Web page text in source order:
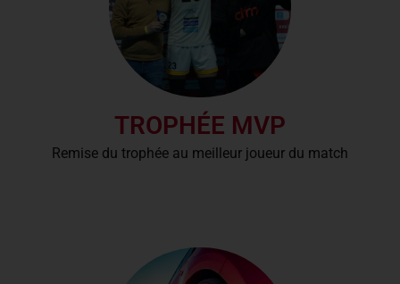
TROPHÉE MVP
Remise du trophée au meilleur joueur du match